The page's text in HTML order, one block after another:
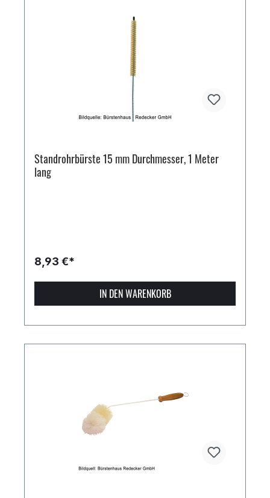
Standrohrbürste 15 mm Durchmesser, 1 Meter
lang
8,93 €*
IN DEN WARENKORB